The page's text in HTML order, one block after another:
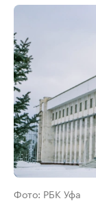
Фото: РБК Уфа